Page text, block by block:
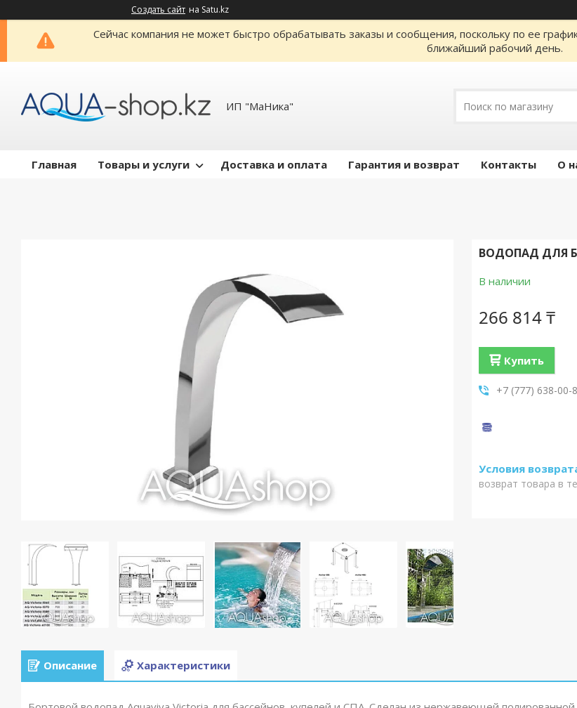
Создать сайт на Satu.kz
Сейчас компания не может быстро обрабатывать заказы и сообщения, поскольку по ее
ближайший рабочий день.
ИП "МаНика"
Главная Товары и услуги Доставка и оплата Гарантия и возврат Контакты О
ВОДОПАД ДЛЯ
В наличии
266 814 ₸
Купить
+7 (777) 638-00-
возврат товара в
Описание Характеристики